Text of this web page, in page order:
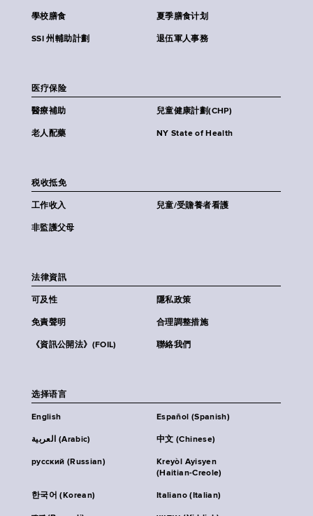
學校膳食 夏季膳食计划
SSI 州輔助計劃 退伍軍人事務
医疗保险
醫療補助 兒童健康計劃(CHP)
老人配藥 NY State of Health
税收抵免
工作收入 兒童/受贍養者看護
非監護父母
法律資訊
可及性 隱私政策
免責聲明 合理調整措施
《資訊公開法》(FOIL) 聯絡我們
选择语言
English Español (Spanish)
العربية (Arabic) 中文 (Chinese)
русский (Russian)
Kreyòl Ayisyen
(Haitian-Creole)
한국어 (Korean) Italiano (Italian)